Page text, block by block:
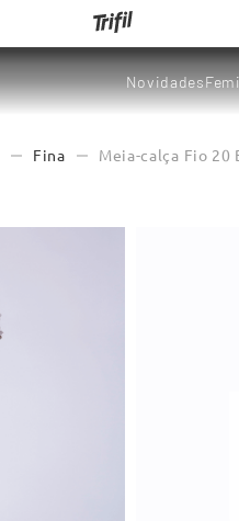
Novidades
Fina Meia-calça Fio 20